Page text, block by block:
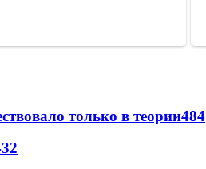
только в теории484